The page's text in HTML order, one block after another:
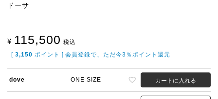
ドーサ
¥ 115,500 税込
[ 3,150 ポイント ] 会員登録で、ただ今3％ポイント還元
dove ONE SIZE カートに入れる